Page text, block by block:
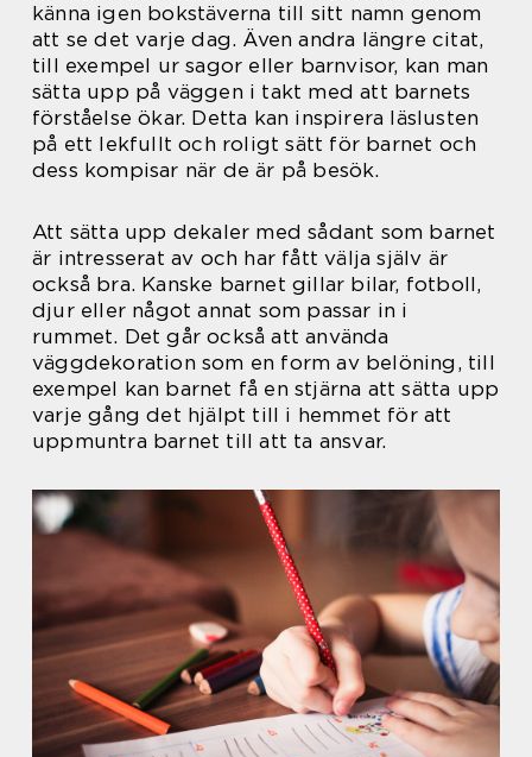
känna igen bokstäverna till sitt namn genom
att se det varje dag. Även andra längre citat,
till exempel ur sagor eller barnvisor, kan man
sätta upp på väggen i takt med att barnets
förståelse ökar. Detta kan inspirera läslusten
på ett lekfullt och roligt sätt för barnet och
dess kompisar när de är på besök.
Att sätta upp dekaler med sådant som barnet
är intresserat av och har fått välja själv är
också bra. Kanske barnet gillar bilar, fotboll,
djur eller något annat som passar in i
rummet. Det går också att använda
väggdekoration som en form av belöning, till
exempel kan barnet få en stjärna att sätta upp
varje gång det hjälpt till i hemmet för att
uppmuntra barnet till att ta ansvar.